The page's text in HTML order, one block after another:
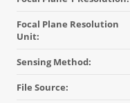
Focal Plane Resolution
Unit:
Sensing Method:
File Source: